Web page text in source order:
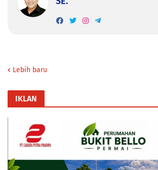
Lebih baru
IKLAN